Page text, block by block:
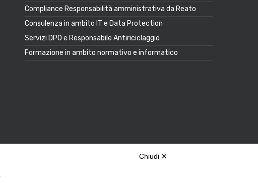
Compliance Responsabilità amministrativa da Reato
Consulenza in ambito IT e Data Protection
Servizi DPO e Responsabile Antiriciclaggio
Formazione in ambito normativo e informatico
Chiudi ✕